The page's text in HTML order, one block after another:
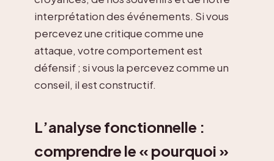
interprétation des événements. Si vous
percevez une critique comme une
attaque, votre comportement est
défensif ; si vous la percevez comme un
conseil, il est constructif.
L’analyse fonctionnelle :
comprendre le « pourquoi »